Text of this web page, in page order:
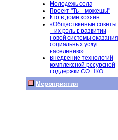
Молодежь села
Проект "Ты - можешь!"
Кто в доме хозяин
«Общественные советы
– их роль в развитии
новой системы оказания
социальных услуг
населению»
Внедрение технологий
комплексной ресурсной
поддержки СО НКО
Мероприятия